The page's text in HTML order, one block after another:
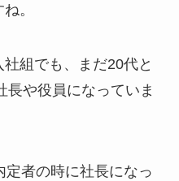
。
組でも、まだ20代と
長や役員になっていま
者の時に社長になっ